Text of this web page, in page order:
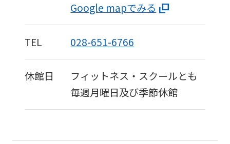
Google mapでみる
TEL 028-651-6766
休館日
フィットネス・スクールとも
毎週月曜日及び季節休館